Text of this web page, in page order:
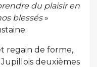
du plaisir en
blessés»
regain de forme,
deuxièmes